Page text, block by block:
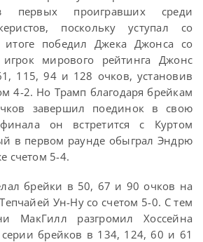
проигравших среди
поскольку уступал со
победил Джека Джонса со
мирового рейтинга Джонс
115, 94 и 128 очков, установив
4-2. Но Трамп благодаря брейкам
завершил поединок в свою
он встретится с Куртом
в первом раунде обыграл Эндрю
счетом 5-4.
брейки в 50, 67 и 90 очков на
Ун-Ну со счетом 5-0. С тем
МакГилл разгромил Хоссейна
серии брейков в 134, 124, 60 и 61